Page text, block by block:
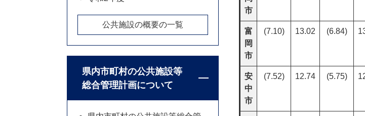
市
富
岡
市
(7.10) 13.02 (6.84)
安
中
市
(7.52) 12.74 (5.75)
公共施設の概要の一覧
県内市町村の公共施設等
総合管理計画について